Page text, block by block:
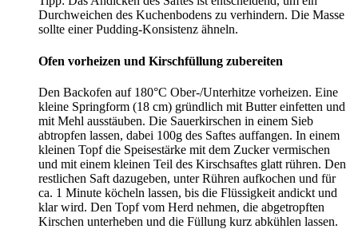
Durchweichen des Kuchenbodens zu verhindern. Die Masse
sollte einer Pudding-Konsistenz ähneln.
Ofen vorheizen und Kirschfüllung zubereiten
Den Backofen auf 180°C Ober-/Unterhitze vorheizen. Eine
kleine Springform (18 cm) gründlich mit Butter einfetten und
mit Mehl ausstäuben. Die Sauerkirschen in einem Sieb
abtropfen lassen, dabei 100g des Saftes auffangen. In einem
kleinen Topf die Speisestärke mit dem Zucker vermischen
und mit einem kleinen Teil des Kirschsaftes glatt rühren. Den
restlichen Saft dazugeben, unter Rühren aufkochen und für
ca. 1 Minute köcheln lassen, bis die Flüssigkeit andickt und
klar wird. Den Topf vom Herd nehmen, die abgetropften
Kirschen unterheben und die Füllung kurz abkühlen lassen.